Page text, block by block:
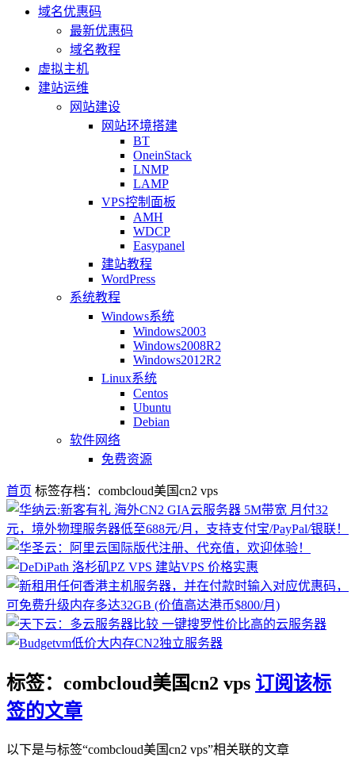
域名优惠码
最新优惠码
域名教程
虚拟主机
建站运维
网站建设
网站环境搭建
BT
OneinStack
LNMP
LAMP
VPS控制面板
AMH
WDCP
Easypanel
建站教程
WordPress
系统教程
Windows系统
Windows2003
Windows2008R2
Windows2012R2
Linux系统
Centos
Ubuntu
Debian
软件网络
免费资源
首页 标签存档：combcloud美国cn2 vps
标签：combcloud美国cn2 vps 订阅该标
签的文章
以下是与标签“combcloud美国cn2 vps”相关联的文章